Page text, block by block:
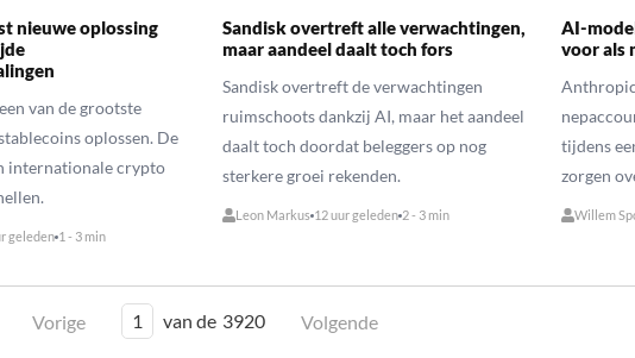
nieuwe oplossing
van de grootste
oplossen. De
internationale crypto
geleden 1 - 3 min
Sandisk overtreft alle verwachtingen,
maar aandeel daalt toch fors
Sandisk overtreft de verwachtingen
ruimschoots dankzij AI, maar het aandeel
daalt toch doordat beleggers op nog
sterkere groei rekenden.
Leon Markus 12 uur geleden 2 - 3 min
AI-
voor als
tijdens
zorgen
Willem
Vorige 1 van de 3920 Volgende